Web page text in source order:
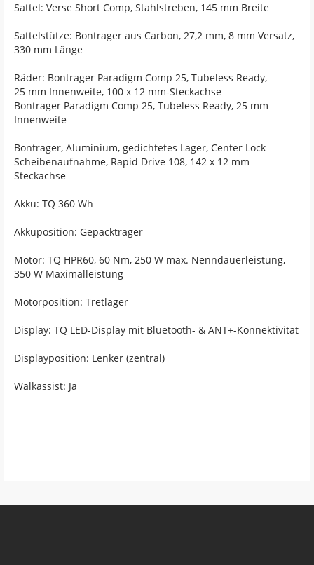
Sattel: Verse Short Comp, Stahlstreben, 145 mm Breite
Sattelstütze: Bontrager aus Carbon, 27,2 mm, 8 mm Versatz,
330 mm Länge
Räder: Bontrager Paradigm Comp 25, Tubeless Ready,
25 mm Innenweite, 100 x 12 mm-Steckachse
Bontrager Paradigm Comp 25, Tubeless Ready, 25 mm
Innenweite
Bontrager, Aluminium, gedichtetes Lager, Center Lock
Scheibenaufnahme, Rapid Drive 108, 142 x 12 mm
Steckachse
Akku: TQ 360 Wh
Akkuposition: Gepäckträger
Motor: TQ HPR60, 60 Nm, 250 W max. Nenndauerleistung,
350 W Maximalleistung
Motorposition: Tretlager
Display: TQ LED-Display mit Bluetooth- & ANT+-Konnektivität
Displayposition: Lenker (zentral)
Walkassist: Ja